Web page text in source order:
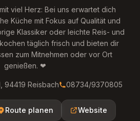
viel Herz: Bei uns erwartet dich
Küche mit Fokus auf Qualität und
Klassiker oder leichte Reis- und
täglich frisch und bieten dir
zum Mitnehmen oder vor Ort
genießen. ❤
94419 Reisbach 08734/9370805
Route planen Website